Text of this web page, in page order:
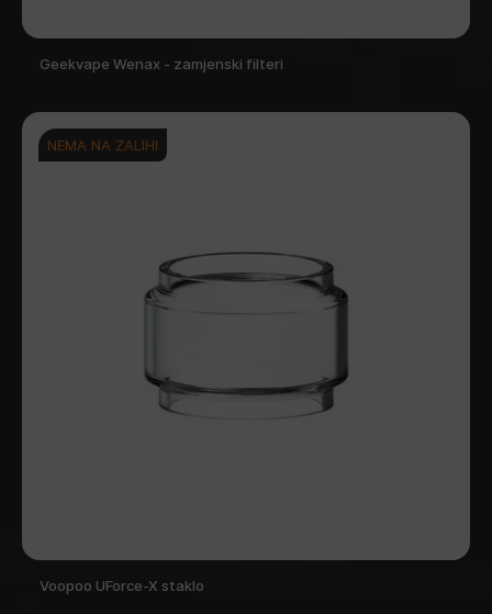
Geekvape Wenax - zamjenski filteri
Voopoo UForce-X staklo
NEMA NA ZALIHI